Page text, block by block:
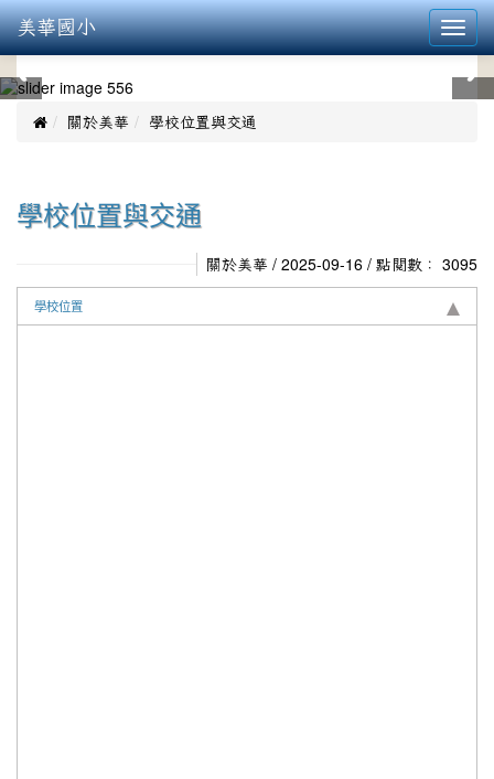
美華國小
 關於美華 學校位置與交通
學校位置與交通
關於美華 / 2025-09-16 / 點閱數： 3095
學校位置